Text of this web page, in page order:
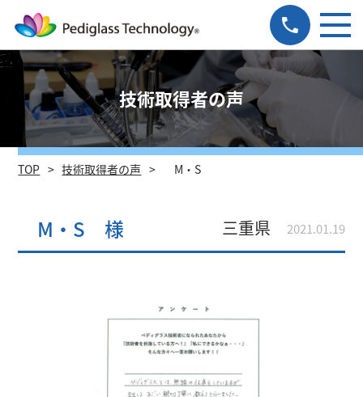
技術取得者の声
TOP 技術取得者の声 M・S
M・S 様 三重県 2021.01.19